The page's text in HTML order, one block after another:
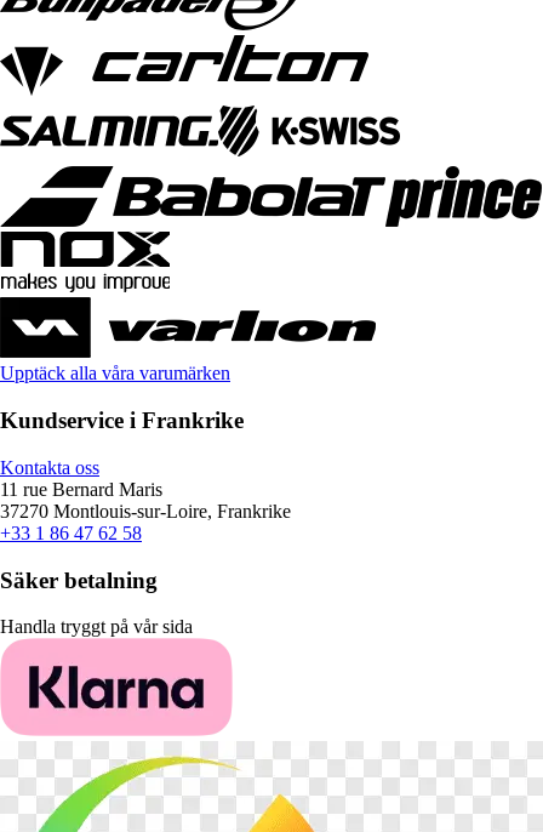
Upptäck alla våra varumärken
Kundservice i Frankrike
Kontakta oss
11 rue Bernard Maris
37270 Montlouis-sur-Loire, Frankrike
+33 1 86 47 62 58
Säker betalning
Handla tryggt på vår sida